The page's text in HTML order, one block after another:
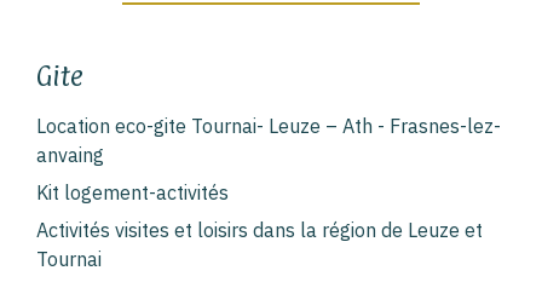
Gite
Location eco-gite Tournai- Leuze – Ath - Frasnes-lez-
anvaing
Kit logement-activités
Activités visites et loisirs dans la région de Leuze et
Tournai